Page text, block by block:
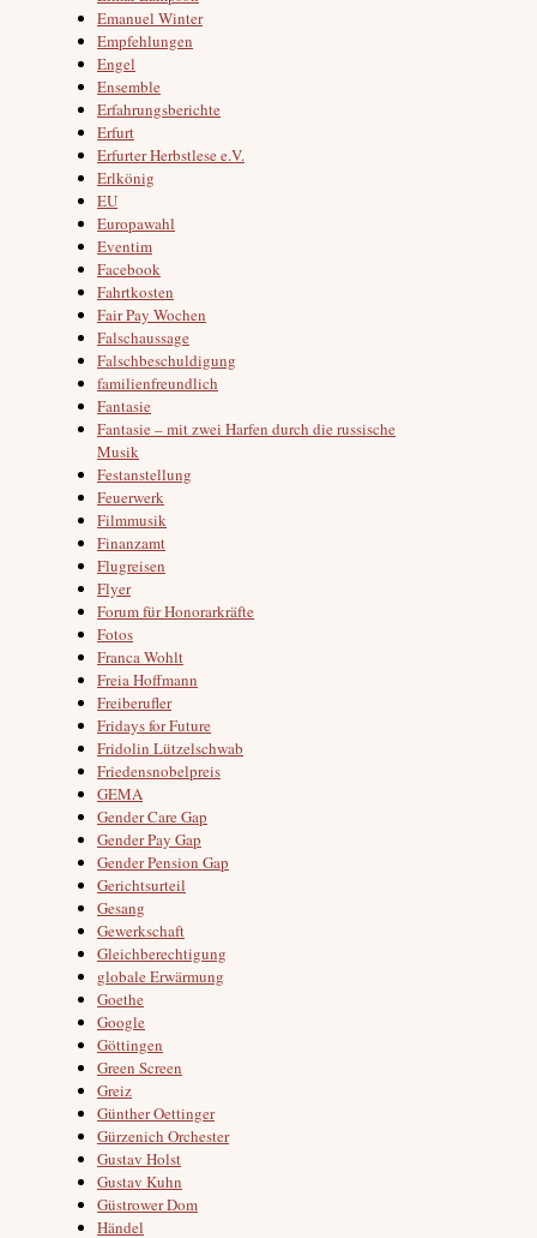
Emanuel Winter
Empfehlungen
Engel
Ensemble
Erfahrungsberichte
Erfurt
Erfurter Herbstlese e.V.
Erlkönig
EU
Europawahl
Eventim
Facebook
Fahrtkosten
Fair Pay Wochen
Falschaussage
Falschbeschuldigung
familienfreundlich
Fantasie
Fantasie – mit zwei Harfen durch die russische
Musik
Festanstellung
Feuerwerk
Filmmusik
Finanzamt
Flugreisen
Flyer
Forum für Honorarkräfte
Fotos
Franca Wohlt
Freia Hoffmann
Freiberufler
Fridays for Future
Fridolin Lützelschwab
Friedensnobelpreis
GEMA
Gender Care Gap
Gender Pay Gap
Gender Pension Gap
Gerichtsurteil
Gesang
Gewerkschaft
Gleichberechtigung
globale Erwärmung
Goethe
Google
Göttingen
Green Screen
Greiz
Günther Oettinger
Gürzenich Orchester
Gustav Holst
Gustav Kuhn
Güstrower Dom
Händel